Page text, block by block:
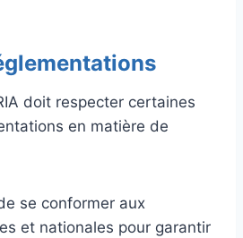
doit respecter certaines
en matière de
se conformer aux
et nationales pour garantir